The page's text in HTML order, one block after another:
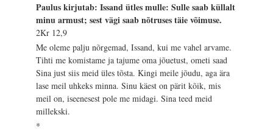
Paulus kirjutab: Issand ütles mulle: Sulle saab küllalt
minu armust; sest vägi saab nõtruses täie võimuse.
2Kr 12,9
Me oleme palju nõrgemad, Issand, kui me vahel arvame.
Tihti me komistame ja tajume oma jõuetust, ometi saad
Sina just siis meid üles tõsta. Kingi meile jõudu, aga ära
lase meil uhkeks minna. Sinu käest on pärit kõik, mis
meil on, iseenesest pole me midagi. Sina teed meid
millekski.
*